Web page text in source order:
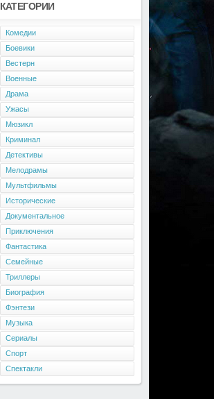
КАТЕГОРИИ
Комедии
Боевики
Вестерн
Военные
Драма
Ужасы
Мюзикл
Криминал
Детективы
Мелодрамы
Мультфильмы
Исторические
Документальное
Приключения
Фантастика
Семейные
Триллеры
Биография
Фэнтези
Музыка
Сериалы
Спорт
Спектакли